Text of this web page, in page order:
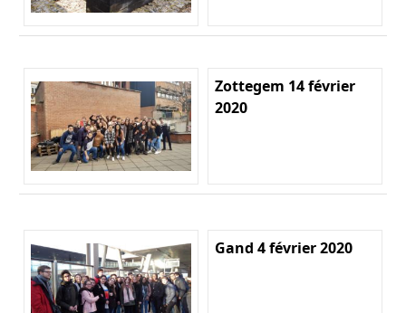
Zottegem 14 février
2020
Gand 4 février 2020